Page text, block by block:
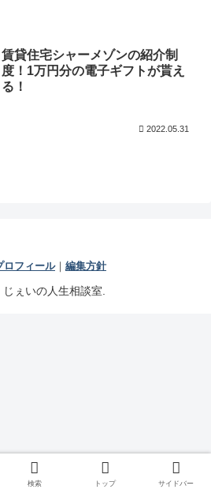
賃貸住宅シャーメゾンの紹介制
度！1万円分の電子ギフトが貰え
る！
2022.05.31
ロフィール｜ 編集方針
ぇいの人生相談室.
検索 トップ サイドバー